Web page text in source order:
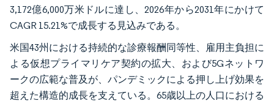
3,172億6,000万米ドルに達し、2026年から2031年にかけて
CAGR 15.21%で成長する見込みである。
米国43州における持続的な診療報酬同等性、雇用主負担に
よる仮想プライマリケア契約の拡大、および5Gネットワ
ークの広範な普及が、パンデミックによる押し上げ効果を
超えた構造的成長を支えている。65歳以上の人口における